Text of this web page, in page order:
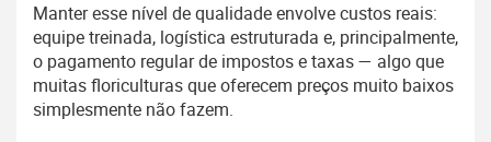
Manter esse nível de qualidade envolve custos reais:
equipe treinada, logística estruturada e, principalmente,
o pagamento regular de impostos e taxas — algo que
muitas floriculturas que oferecem preços muito baixos
simplesmente não fazem.